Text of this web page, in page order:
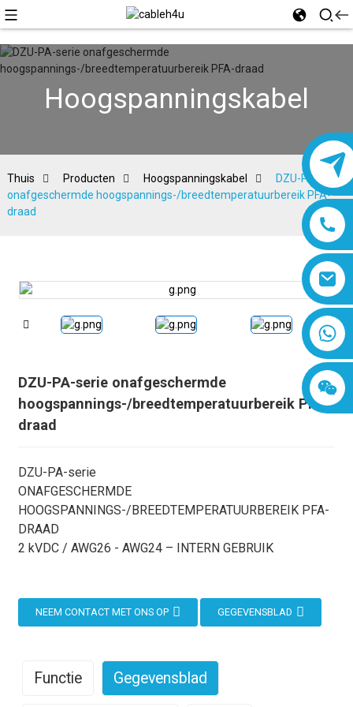
8618019377761
Hoogspanningskabel
Thuis Producten Hoogspanningskabel
DZU-PA-serie
onafgeschermde hoogspannings-/breedtemperatuurbereik PFA-
draad
DZU-PA-serie onafgeschermde
hoogspannings-/breedtemperatuurbereik PFA-
draad
DZU-PA-serie
ONAFGESCHERMDE
HOOGSPANNINGS-/BREEDTEMPERATUURBEREIK PFA-
DRAAD
2 kVDC / AWG26 - AWG24 – INTERN GEBRUIK
NEEM CONTACT MET ONS OP GEGEVENSBLAD
Functie Gegevensblad